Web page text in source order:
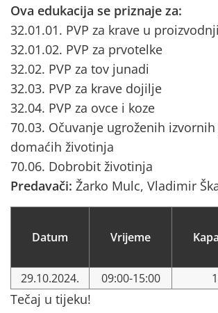
Ova edukacija se priznaje za:
32.01.01. PVP za krave u
32.01.02. PVP za prvotelke
32.02. PVP za tov junadi
32.03. PVP za krave dojilje
32.04. PVP za ovce i koze
70.03. Očuvanje ugroženih
domaćih životinja
70.06. Dobrobit životinja
Predavači: Žarko Mulc, Vladimir
Datum Vrijeme
29.10.2024. 09:00-15:00
Tečaj u tijeku!